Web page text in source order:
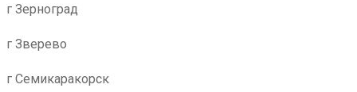
г Зерноград
г Зверево
г Семикаракорск